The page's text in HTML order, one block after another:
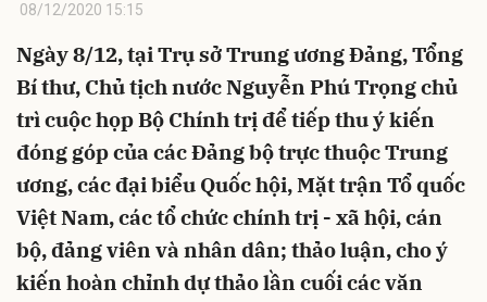
08/12/2020 15:15
Ngày 8/12, tại Trụ sở Trung ương Đảng, Tổng
Bí thư, Chủ tịch nước Nguyễn Phú Trọng chủ
trì cuộc họp Bộ Chính trị để tiếp thu ý kiến
đóng góp của các Đảng bộ trực thuộc Trung
ương, các đại biểu Quốc hội, Mặt trận Tổ quốc
Việt Nam, các tổ chức chính trị - xã hội, cán
bộ, đảng viên và nhân dân; thảo luận, cho ý
kiến hoàn chỉnh dự thảo lần cuối các văn